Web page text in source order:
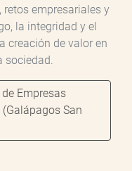
empresariales y
la integridad y el
creación de valor en
sociedad.
Empresas
San